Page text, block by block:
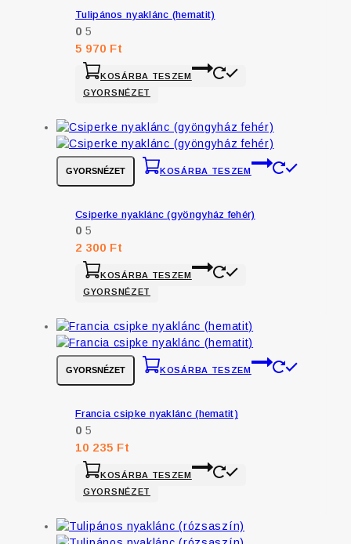
Tulipános nyaklánc (hematit)
0 5
5 970 Ft
KOSÁRBA TESZEM
GYORSNÉZET
GYORSNÉZET KOSÁRBA TESZEM
Csiperke nyaklánc (gyöngyház fehér)
0 5
2 300 Ft
KOSÁRBA TESZEM
GYORSNÉZET
GYORSNÉZET KOSÁRBA TESZEM
Francia csipke nyaklánc (hematit)
0 5
10 235 Ft
KOSÁRBA TESZEM
GYORSNÉZET